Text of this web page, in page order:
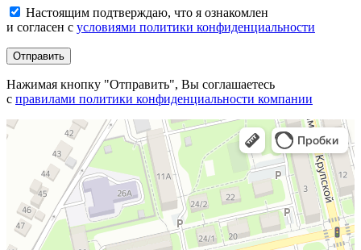
Настоящим подтверждаю, что я ознакомлен
и согласен с условиями политики конфиденциальности
Отправить
Нажимая кнопку "Отправить", Вы соглашаетесь
с правилами политики конфиденциальности компании